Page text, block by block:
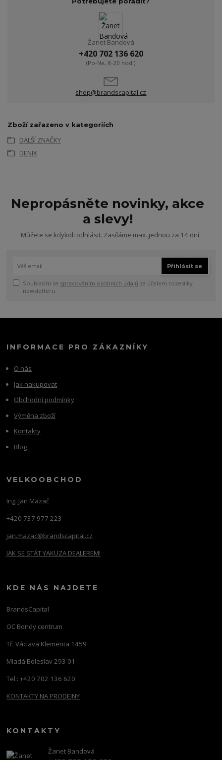
Žanet Bandová
+420 702 136 620
(Po-Ne, 8-20 hod.)
shop@brandscapital.cz
Zboží zařazeno v kategoriích
DALŠÍ ZNAČKY
DENIX
Nepropásněte novinky, akce
a slevy!
Můžete se kdykoli odhlásit. Zasíláme max. jednou za 14 dní.
Přihlásit se
Souhlasím se zpracováním osobních údajů za účelem rozesílky
newsletteru.
INFORMACE PRO ZÁKAZNÍKY
O nás
Jak nakupovat
Obchodní podmínky
Výměna zboží
Kontakty
Blog
VELKOOBCHOD
Ing. Jan Mazač
+420 737 977 223
jan.mazac@brandscapital.cz
JAK SE STÁT YAKUZA DEALEREM!
KDE NÁS NAJDETE
BrandsCapital
OC Bondy centrum
Tř. Václava Klementa 1459
Mladá Boleslav 293 01
Tel.: +420 702 136 620
KONTAKTY NA PRODEJNY
KONTAKTY
Žanet Bandová